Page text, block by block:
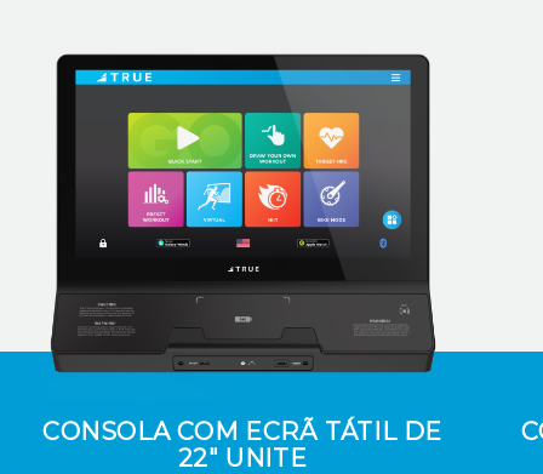
CONSOLA COM ECRÃ TÁTIL DE
22" UNITE